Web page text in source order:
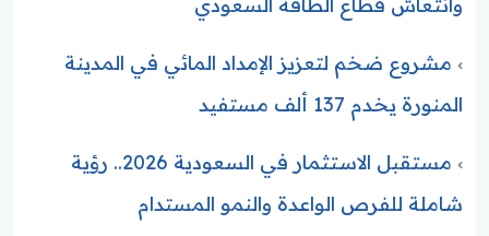
وانتعاش قطاع الطاقة السعودي
مشروع ضخم لتعزيز الإمداد المائي في المدينة
المنورة يخدم 137 ألف مستفيد
مستقبل الاستثمار في السعودية 2026.. رؤية
شاملة للفرص الواعدة والنمو المستدام